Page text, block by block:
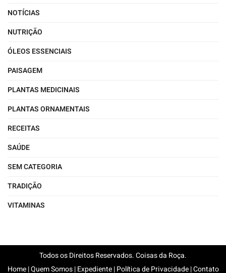
NOTÍCIAS
NUTRIÇÃO
ÓLEOS ESSENCIAIS
PAISAGEM
PLANTAS MEDICINAIS
PLANTAS ORNAMENTAIS
RECEITAS
SAÚDE
SEM CATEGORIA
TRADIÇÃO
VITAMINAS
Todos os Direitos Reservados. Coisas da Roça.
Home|Quem Somos|Expediente|Política de Privacidade|Contato